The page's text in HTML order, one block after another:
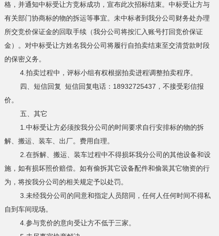
格，并通知中标受让方竞标成功，宣布此次招标结束。中标受让方与
有关部门协商标的物的拆运等事宜。未中标者到我分公司财务处办理
所交竞价保证金的回取手续（我分公司将按汇入账号打回竞价保证
金）。对中标受让方姓名我分公司将履行自拍卖结束至交清货款时段
的保密义务。
4.拍卖过程中，评标小组有权根据拍卖进程调整拍卖程序。
四、短信回复 短信回复电话：18932725437，不接受彩信报
价。
五、其它
1.中标受让方必须按我分公司的时间要求自行安排标的物的拆
解、搬运、装车、出厂。费用自理。
2.在拆解、搬运、装车过程中不得损坏我分公司的其他设备和设
施，如有损坏照价赔偿。如有偷拆其它设备配件和偷装其它物资的行
为，将按我分公司的相关规定予以处罚。
3.未经我分公司的同意和指定人员陪同，任何人任何时间不得私
自到车间现场。
4.参与竞价的意向受让方不低于三家。